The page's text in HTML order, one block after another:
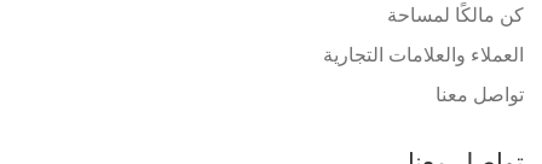
كن مالكًا لمساحة
العملاء والعلامات التجارية
تواصل معنا